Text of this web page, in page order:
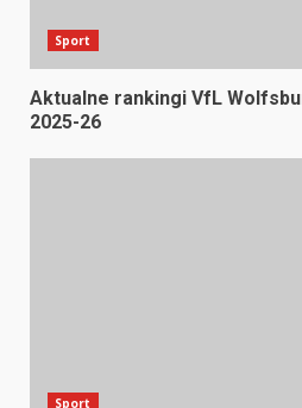
Sport
Aktualne rankingi VfL
2025-26
Sport